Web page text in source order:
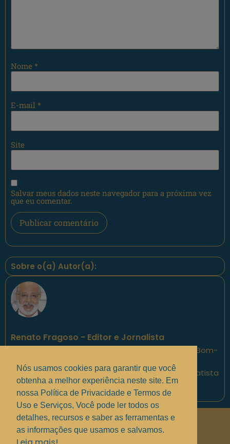
Nome *
E-mail *
Site
Salvar meus dados neste navegador para a próxima vez
que eu comentar.
Sobre o(a) Autor(a):
Renato Fragoso - Editor e Jornalista
Jornalista, Editor, Escritor, Membro da Academia Bom-
despachense de Letras, membro da Academia
Epistêmica de Mesa “Capitão -Professor João Batista
Mariano - MesaMariano.
Políticas de Privacidade.
Nós usamos cookies para garantir que você
obtenha a melhor experiência neste site. Em
nossa Política de Privacidade e Termos de
Uso e Serviços, Você pode ler todos os
detalhes, recursos e saber as ferramentas e
as informações que usamos e salvamos.